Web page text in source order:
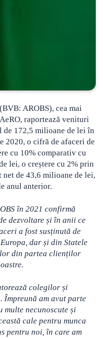
AROBS), cea mai
raportează venituri
172,5 milioane de lei în
2020, o cifră de afaceri de
cu 10% comparativ cu
lei, o creștere cu 2% prin
de 43,6 milioane de lei,
anul anterior.
în 2021 confirmă
dezvoltare și în anii ce
a fost susținută de
dar și din Statele
din partea clienților
colegilor și
am avut parte
multe necunoscute și
cale pentru munca
pentru noi, în care am